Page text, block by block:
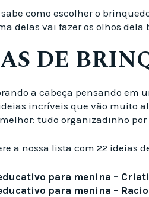
como escolher o
delas vai fazer os olhos dela
DE
a cabeça pensando em
incríveis que vão muito
tudo organizadinho
a nossa lista com 22
para menina –
para menina –